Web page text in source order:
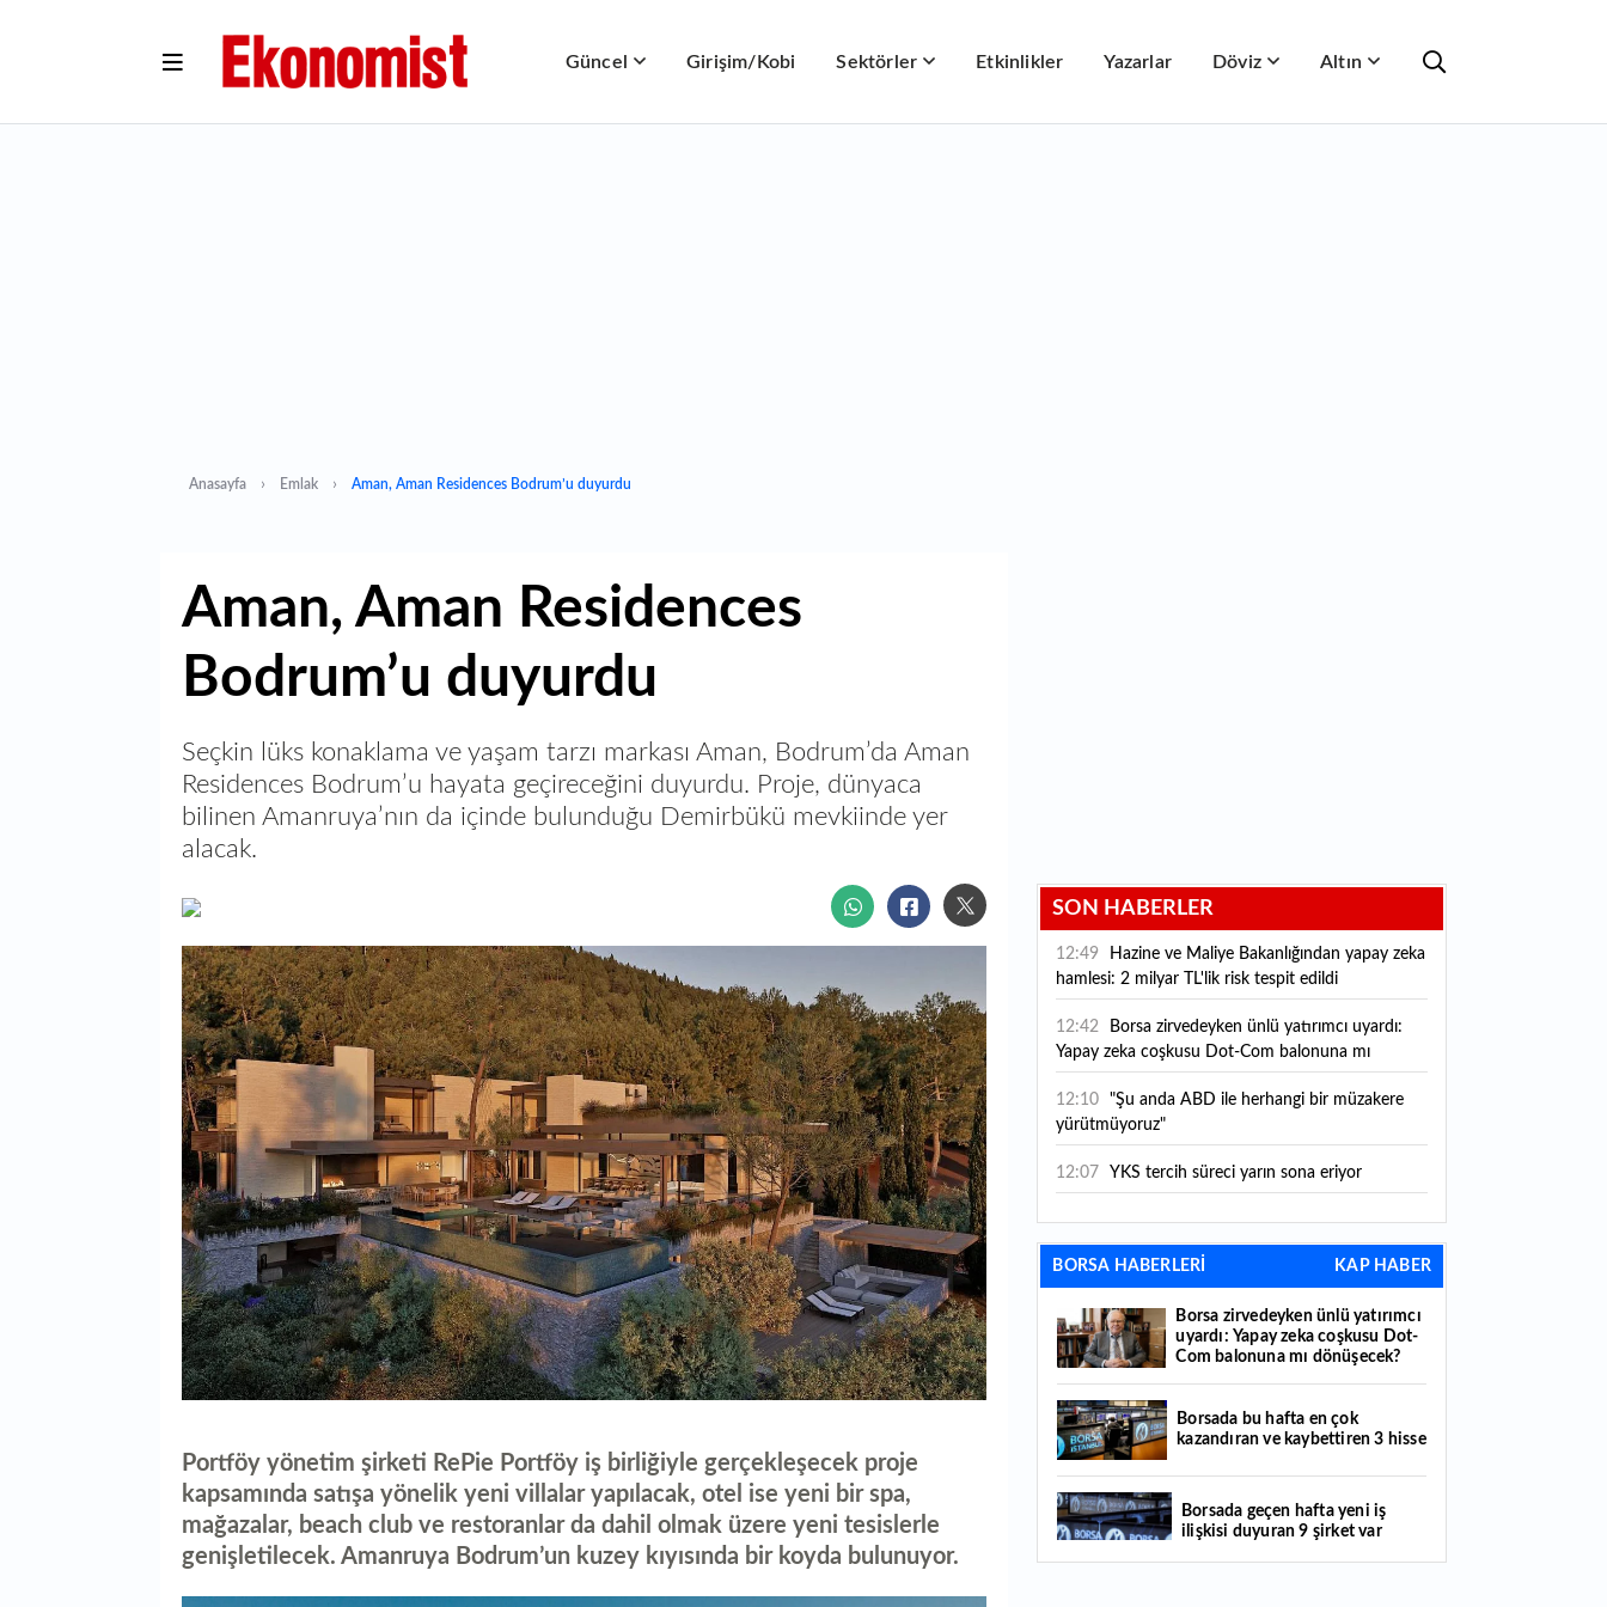
Güncel Girişim/Kobi Sektörler Etkinlikler Yazarlar Döviz Altın
Anasayfa Emlak Aman, Aman Residences Bodrum’u duyurdu
Aman, Aman Residences
Bodrum’u duyurdu
Seçkin lüks konaklama ve yaşam tarzı markası Aman, Bodrum’da Aman
Residences Bodrum’u hayata geçireceğini duyurdu. Proje, dünyaca
bilinen Amanruya’nın da içinde bulunduğu Demirbükü mevkiinde yer
alacak.
Portföy yönetim şirketi RePie Portföy iş birliğiyle gerçekleşecek proje
kapsamında satışa yönelik yeni villalar yapılacak, otel ise yeni bir spa,
mağazalar, beach club ve restoranlar da dahil olmak üzere yeni tesislerle
genişletilecek. Amanruya Bodrum’un kuzey kıyısında bir koyda bulunuyor.
SON HABERLER
12:49
hamlesi: 2 milyar TL'lik risk tespit edildi
12:42
Yapay zeka coşkusu Dot-Com balonuna mı
dönüşecek?
12:10
"Şu anda ABD ile herhangi bir müzakere
yürütmüyoruz"
12:07 YKS tercih süreci yarın sona eriyor
12:04 TSE 129 personel alacak: Başvurular ne
zaman başlıyor?
yolunda yüzde 2,6'lık artış
00:16 1500 yıllık gizem gün yüzüne çıktı:
00:06 12 bin yıldır genetiğini koruyor: Üretim
alanı iki katına çıkacak
12:37 Kırtasiye sektöründe okula dönüş mesaisi
başladı
BORSA HABERLERİ KAP HABER
Borsa zirvedeyken ünlü yatırımcı
uyardı: Yapay zeka coşkusu Dot-
Com balonuna mı dönüşecek?
Borsada bu hafta en çok
kazandıran ve kaybettiren 3 hisse
Borsada geçen hafta yeni iş
ilişkisi duyuran 9 şirket var